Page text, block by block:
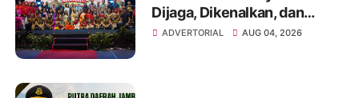
Dijaga, Dikenalkan, dan
Diwariskan
ADVERTORIAL AUG 04, 2026